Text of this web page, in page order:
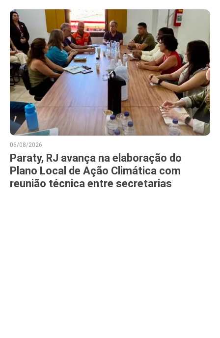
06/08/2026
Paraty, RJ avança na elaboração do
Plano Local de Ação Climática com
reunião técnica entre secretarias